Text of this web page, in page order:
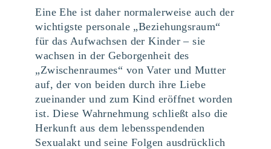
Eine Ehe ist daher normalerweise auch der
wichtigste personale „Beziehungsraum“
für das Aufwachsen der Kinder – sie
wachsen in der Geborgenheit des
„Zwischenraumes“ von Vater und Mutter
auf, der von beiden durch ihre Liebe
zueinander und zum Kind eröffnet worden
ist. Diese Wahrnehmung schließt also die
Herkunft aus dem lebensspendenden
Sexualakt und seine Folgen ausdrücklich